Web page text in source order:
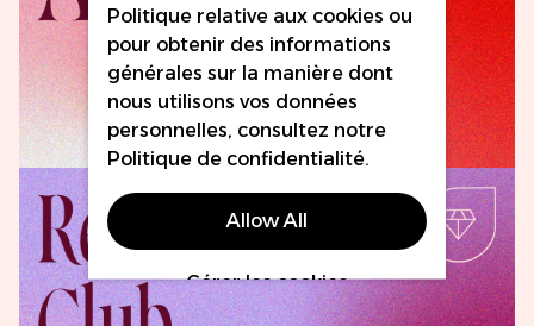
Télécharger Maintenant
Politique relative aux cookies ou
pour obtenir des informations
générales sur la manière dont
nous utilisons vos données
personnelles, consultez notre
Politique de confidentialité.
Allow All
Gérer les cookies